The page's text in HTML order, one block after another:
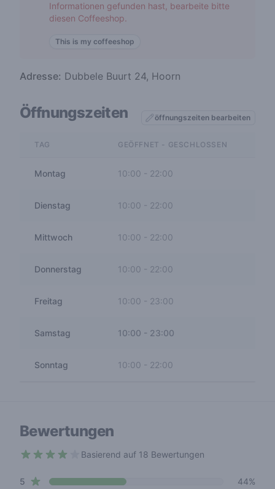
Informationen gefunden hast, bearbeite bitte
diesen Coffeeshop.
This is my coffeeshop
Adresse: Dubbele Buurt 24, Hoorn
Öffnungszeiten öffnungszeiten bearbeiten
TAG GEÖFFNET - GESCHLOSSEN
Montag 10:00 - 22:00
Dienstag 10:00 22:00
Mittwoch 10:00 - 22:00
Donnerstag 10:00 22:00
Freitag 10:00 - 23:00
Samstag 10:00 - 23:00
Sonntag 10:00 - 22:00
Bewertungen
Basierend auf 18 Bewertungen
Review data
5 star reviews
44%